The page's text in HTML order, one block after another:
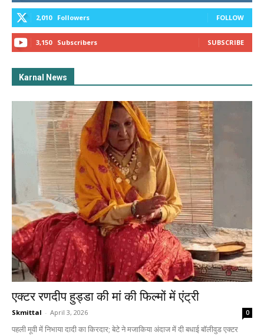
2,010 Followers FOLLOW
3,150 Subscribers SUBSCRIBE
Karnal News
एक्टर रणदीप हुड्डा की मां की फिल्मों में एंट्री
Skmittal - April 3, 2026 0
पहली मूवी में निभाया दादी का किरदार; बेटे ने मजाकिया अंदाज में दी बधाई बॉलीवुड एक्टर